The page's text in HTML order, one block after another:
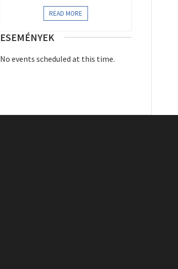
READ MORE
ESEMÉNYEK
No events scheduled at this time.